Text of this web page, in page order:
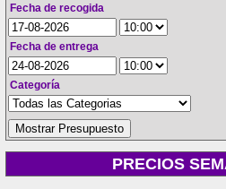
Fecha de recogida
Fecha de entrega
Categoría
PRECIOS